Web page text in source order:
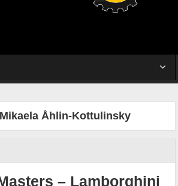
Mikaela Åhlin-Kottulinsky
– Lamborghini